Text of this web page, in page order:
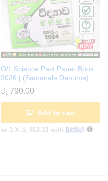
O/L Science Past Paper Book
2026 | (Samanala Denuma)
රු 790.00
Add to cart
or 3 X රු 263.33 with